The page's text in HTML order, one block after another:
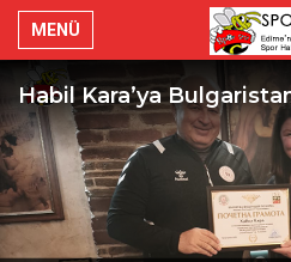
MENÜ
Habil Kara’ya